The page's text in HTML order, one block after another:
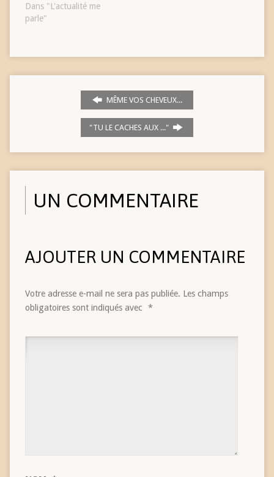
Dans "L'actualité me
parle"
MÊME VOS CHEVEUX...
"TU LE CACHES AUX ..."
UN COMMENTAIRE
AJOUTER UN COMMENTAIRE
Votre adresse e-mail ne sera pas publiée. Les champs
obligatoires sont indiqués avec *